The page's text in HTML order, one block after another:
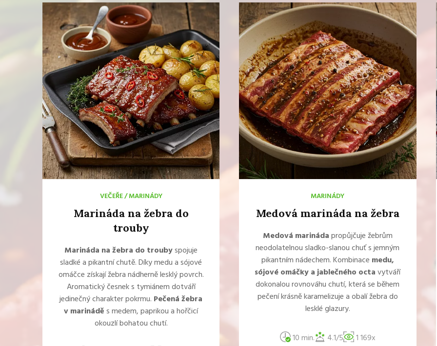
VEČEŘE/MARINÁDY
Marináda na žebra do
trouby
Marináda na žebra do troubyspojuje
sladké a pikantní chutě. Díky medu a sójové
omáčce získají žebra nádherně lesklý povrch.
Aromatický česnek s tymiánem dotváří
jedinečný charakter pokrmu. Pečená žebra
v marináděs medem, paprikou a hořčicí
okouzlí bohatou chutí.
MARINÁDY
Medová marináda na žebra
Medová marinádapropůjčuje žebrům
neodolatelnou sladko-slanou chuť s jemným
pikantním nádechem. Kombinace medu,
sójové omáčky a jablečného octavytváří
dokonalou rovnováhu chutí, která se během
pečení krásně karamelizuje a obalí žebra do
lesklé glazury.
10 min. 4.1/5 1 169x